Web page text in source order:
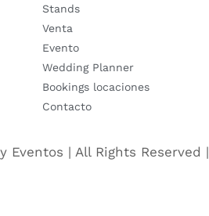
Stands
Venta
Evento
Wedding Planner
Bookings locaciones
Contacto
| All Rights Reserved |